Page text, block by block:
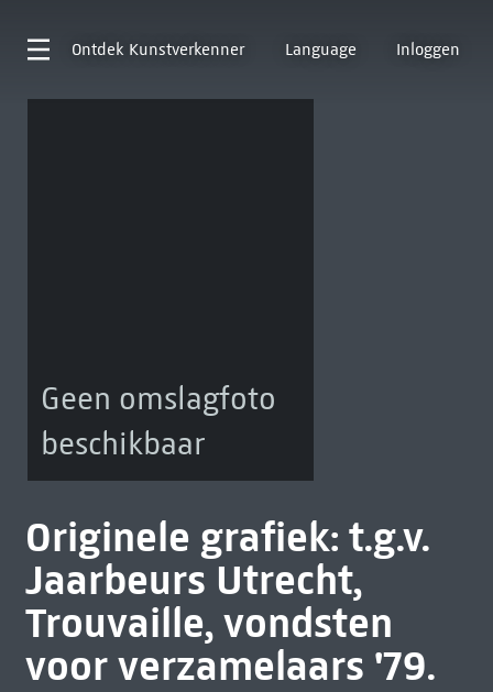
Ontdek Kunstverkenner Language Inloggen
Geen omslagfoto
beschikbaar
Originele grafiek: t.g.v.
Jaarbeurs Utrecht,
Trouvaille, vondsten
voor verzamelaars '79.